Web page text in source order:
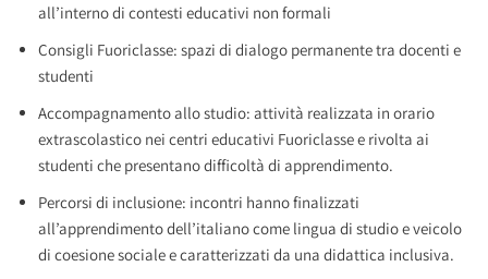
all’interno di contesti educativi non formali
Consigli Fuoriclasse: spazi di dialogo permanente tra docenti e
studenti
Accompagnamento allo studio: attività realizzata in orario
extrascolastico nei centri educativi Fuoriclasse e rivolta ai
studenti che presentano difficoltà di apprendimento.
Percorsi di inclusione: incontri hanno finalizzati
all’apprendimento dell’italiano come lingua di studio e veicolo
di coesione sociale e caratterizzati da una didattica inclusiva.